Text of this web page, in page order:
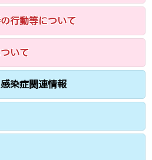
行動等について
いて
染症関連情報